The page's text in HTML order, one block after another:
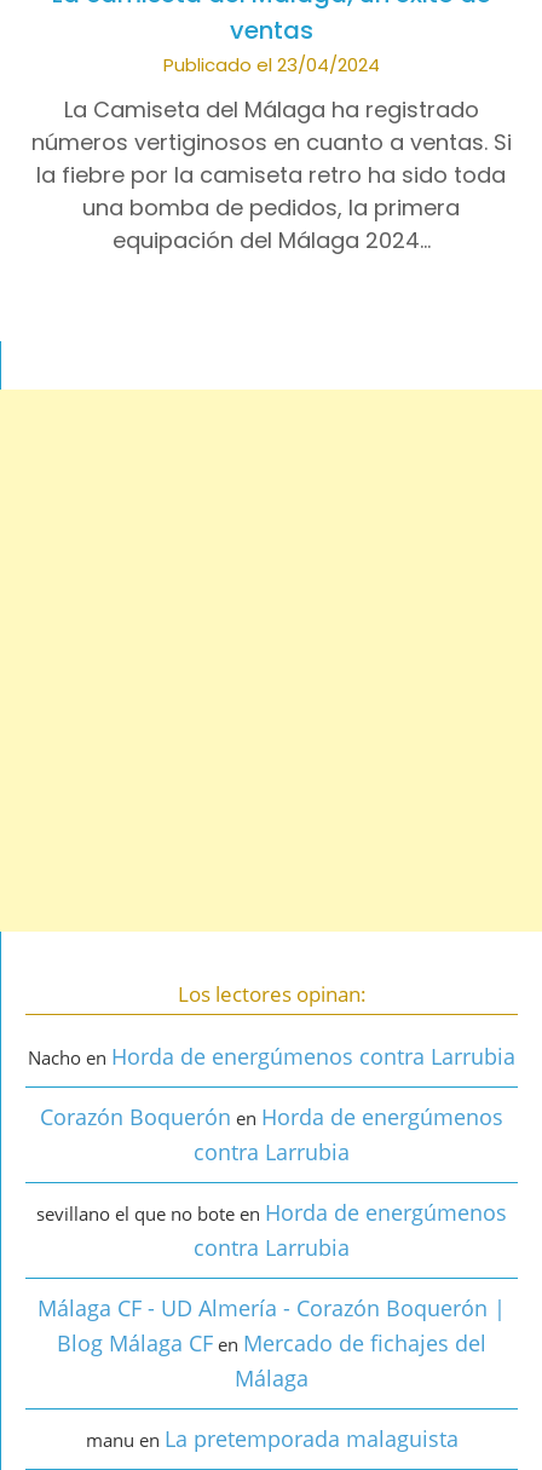
ventas
Publicado el 23/04/2024
La Camiseta del Málaga ha registrado
números vertiginosos en cuanto a ventas. Si
la fiebre por la camiseta retro ha sido toda
una bomba de pedidos, la primera
equipación del Málaga 2024…
Los lectores opinan:
Nacho en Horda de energúmenos contra Larrubia
Corazón Boquerón en Horda de energúmenos
contra Larrubia
sevillano el que no bote en Horda de energúmenos
contra Larrubia
Málaga CF - UD Almería - Corazón Boquerón |
Blog Málaga CF en Mercado de fichajes del
Málaga
manu en La pretemporada malaguista